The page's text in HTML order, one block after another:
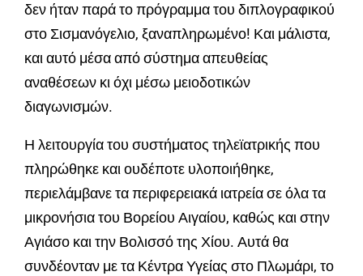
δεν ήταν παρά το πρόγραμμα του διπλογραφικού
στο Σισμανόγελιο, ξαναπληρωμένο! Και μάλιστα,
και αυτό μέσα από σύστημα απευθείας
αναθέσεων κι όχι μέσω μειοδοτικών
διαγωνισμών.
Η λειτουργία του συστήματος τηλεϊατρικής που
πληρώθηκε και ουδέποτε υλοποιήθηκε,
περιελάμβανε τα περιφερειακά ιατρεία σε όλα τα
μικρονήσια του Βορείου Αιγαίου, καθώς και στην
Αγιάσο και την Βολισσό της Χίου. Αυτά θα
συνδέονταν με τα Κέντρα Υγείας στο Πλωμάρι, το